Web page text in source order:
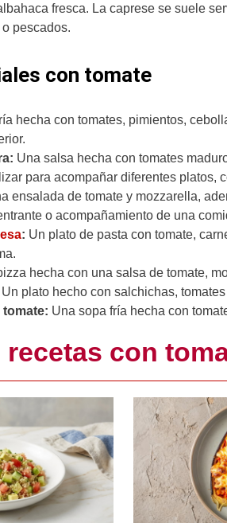
fresca. La caprese se suele
pescados.
con tomate
hecha con tomates, pimientos,
Una salsa hecha con tomates
para acompañar diferentes platos,
ensalada de tomate y mozzarella,
o acompañamiento de una
: Un plato de pasta con tomate,
hecha con una salsa de tomate,
Un plato hecho con salchichas,
tomate: Una sopa fría hecha con
recetas con